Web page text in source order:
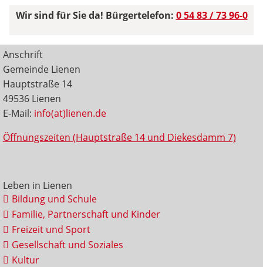
Wir sind für Sie da! Bürgertelefon: 0 54 83 / 73 96-0
Anschrift
Gemeinde Lienen
Hauptstraße 14
49536 Lienen
E-Mail: info(at)lienen.de
Öffnungszeiten (Hauptstraße 14 und Diekesdamm 7)
Leben in Lienen
Bildung und Schule
Familie, Partnerschaft und Kinder
Freizeit und Sport
Gesellschaft und Soziales
Kultur